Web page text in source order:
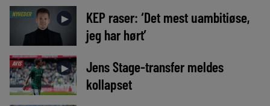
NYHEDER ►
KEP raser: ‘Det mest uambitiøse,
jeg har hørt’
AVIS ►
Jens Stage-transfer meldes
kollapset